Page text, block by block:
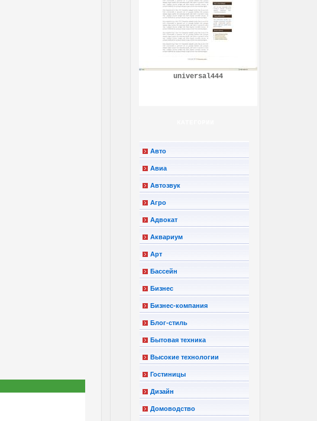
universal444
Авто
Авиа
Автозвук
Агро
Адвокат
Аквариум
Арт
Бассейн
Бизнес
Бизнес-компания
Блог-стиль
Бытовая техника
Высокие технологии
Гостиницы
Дизайн
Домоводство